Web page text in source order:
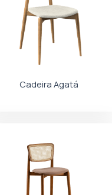
Cadeira Agatá